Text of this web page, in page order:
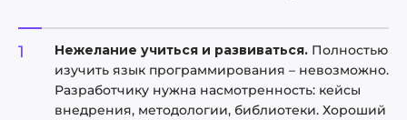
Нежелание учиться и развиваться. Полностью
изучить язык программирования – невозможно.
Разработчику нужна насмотренность: кейсы
внедрения, методологии, библиотеки. Хороший